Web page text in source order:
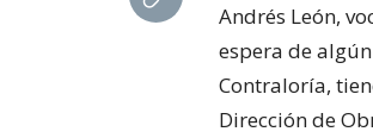
Andrés León,
espera de
Contraloría,
Dirección de